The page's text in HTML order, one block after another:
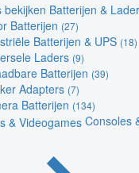
bekijken Batterijen &
Batterijen (27)
Batterijen & UPS (18)
Laders (9)
Batterijen (39)
Adapters (7)
Batterijen (134)
Consoles